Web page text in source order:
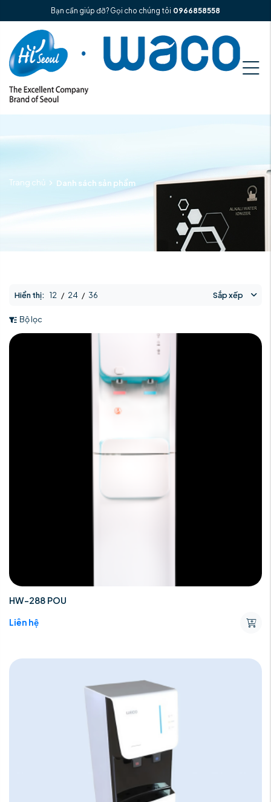
Bạn cần giúp đỡ? Gọi cho chúng tôi 0966858558
Trang chủ Danh sách sản phẩm
Hiển thị: 12 / 24 / 36 Sắp xếp
Bộ lọc
HW-288 POU
Liên hệ